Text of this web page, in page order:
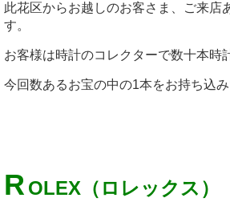
此花区からお越しのお客さま、ご来店
す。
お客様は時計のコレクターで数十本時
今回数あるお宝の中の1本をお持ち込み
R OLEX（ロレックス）